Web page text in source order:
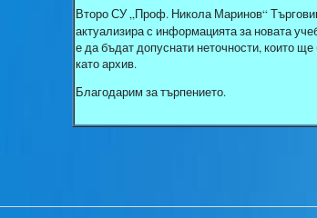
Второ СУ „Проф. Никола Маринов“
актуализира с информацията за новата
е да бъдат допуснати неточности, които
като архив.
Благодарим за търпението.